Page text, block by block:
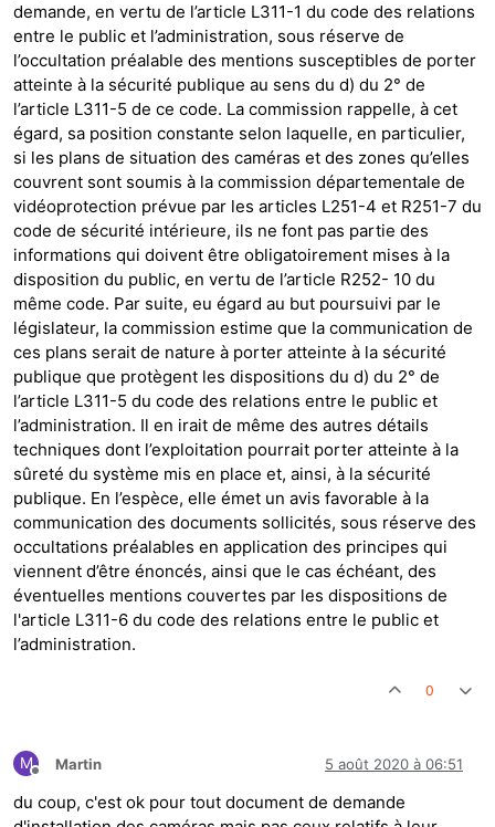
demande, en vertu de l’article L311-1 du code des relations
entre le public et l’administration, sous réserve de
l’occultation préalable des mentions susceptibles de porter
atteinte à la sécurité publique au sens du d) du 2° de
l’article L311-5 de ce code. La commission rappelle, à cet
égard, sa position constante selon laquelle, en particulier,
si les plans de situation des caméras et des zones qu’elles
couvrent sont soumis à la commission départementale de
vidéoprotection prévue par les articles L251-4 et R251-7 du
code de sécurité intérieure, ils ne font pas partie des
informations qui doivent être obligatoirement mises à la
disposition du public, en vertu de l’article R252- 10 du
même code. Par suite, eu égard au but poursuivi par le
législateur, la commission estime que la communication de
ces plans serait de nature à porter atteinte à la sécurité
publique que protègent les dispositions du d) du 2° de
l’article L311-5 du code des relations entre le public et
l’administration. Il en irait de même des autres détails
techniques dont l’exploitation pourrait porter atteinte à la
sûreté du système mis en place et, ainsi, à la sécurité
publique. En l’espèce, elle émet un avis favorable à la
communication des documents sollicités, sous réserve des
occultations préalables en application des principes qui
viennent d’être énoncés, ainsi que le cas échéant, des
éventuelles mentions couvertes par les dispositions de
l'article L311-6 du code des relations entre le public et
l’administration.
0
M
Hors-ligne
Martin 5 août 2020 à 06:51
du coup, c'est ok pour tout document de demande